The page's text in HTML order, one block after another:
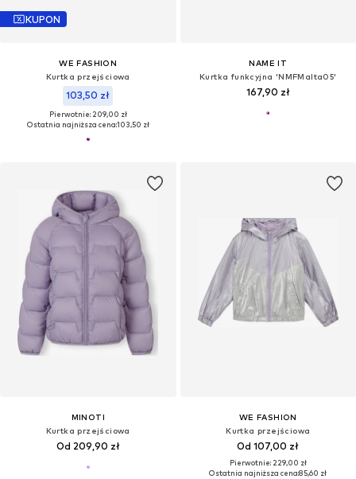
KUPON
WE FASHION
Kurtka przejściowa
103,50 zł
Pierwotnie: 209,00 zł
Ostatnia najniższa cena:103,50 zł
NAME IT
Kurtka funkcyjna 'NMFMalta05'
167,90 zł
MINOTI
Kurtka przejściowa
Od 209,90 zł
WE FASHION
Kurtka przejściowa
Od 107,00 zł
Pierwotnie: 229,00 zł
Ostatnia najniższa cena:85,60 zł